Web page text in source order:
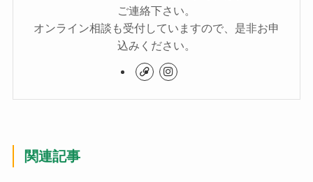
ご連絡下さい。
オンライン相談も受付していますので、是非お申
込みください。
関連記事